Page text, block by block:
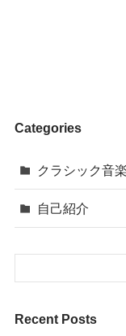
Categories
クラシック音楽
自己紹介
Recent Posts